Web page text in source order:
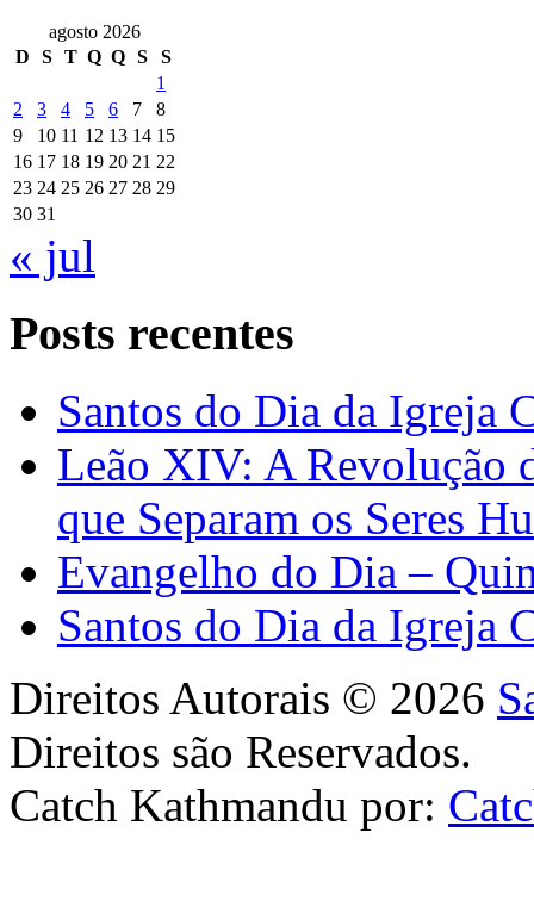
agosto 2026
D
S T Q Q S
S
1
2
3 4 5 6 7
8
9
10 11 12 13 14 15
16 17 18 19 20 21 22
23 24 25 26 27 28 29
30 31
« jul
Posts recentes
Santos do Dia da Igreja
Leão XIV: A Revolução
que Separam os Seres
Evangelho do Dia –
Santos do Dia da Igreja
Direitos Autorais © 2026
Direitos são Reservados.
Catch Kathmandu por: